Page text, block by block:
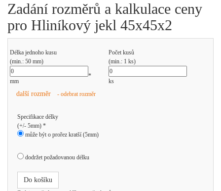
Zadání rozměrů a kalkulace ceny
pro Hliníkový jekl 45x45x2
Délka jednoho kusu
(min.: 50 mm)
Počet kusů
(min.: 1 ks)
mm
*
ks
další rozměr - odebrat rozměr
Specifikace délky
(+/- 5mm) *
může být o prořez kratší (5mm)
dodržet požadovanou délku
Do košíku